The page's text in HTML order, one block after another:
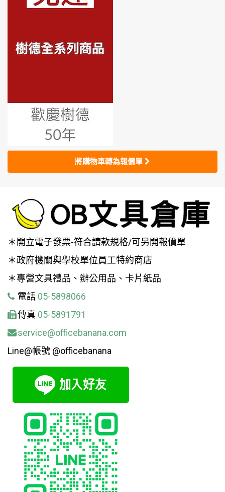
將購物車轉為報價單
＊開立電子發票-符合請款規格/可另開報價單
＊政府機關與學校單位員工特約商店
＊專營文具禮品、辦公用品、卡片紙品
電話 05-5898066
傳真 05-5891791
service@officebanana.com
Line@帳號 @officebanana